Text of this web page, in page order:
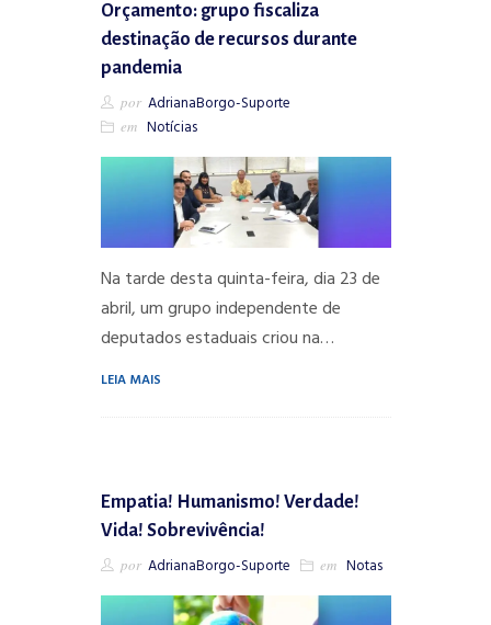
Orçamento: grupo fiscaliza
destinação de recursos durante
pandemia
por AdrianaBorgo-Suporte
em Notícias
Na tarde desta quinta-feira, dia 23 de
abril, um grupo independente de
deputados estaduais criou na…
LEIA MAIS
Empatia! Humanismo! Verdade!
Vida! Sobrevivência!
por AdrianaBorgo-Suporte em Notas